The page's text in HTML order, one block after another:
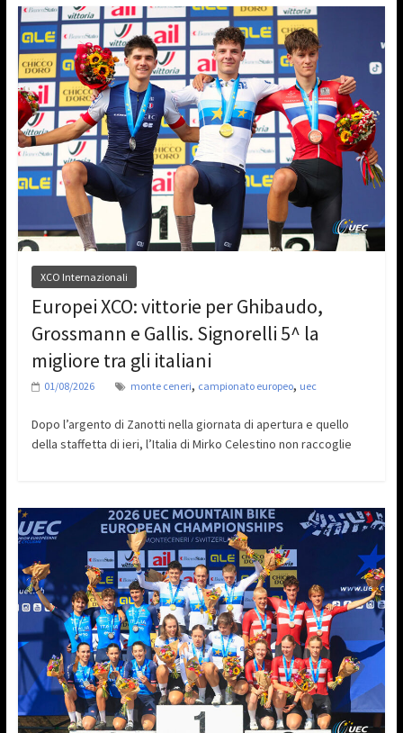
XCO Internazionali
Europei XCO: vittorie per Ghibaudo,
Grossmann e Gallis. Signorelli 5^ la
migliore tra gli italiani
01/08/2026 monte ceneri, campionato europeo, uec
Dopo l’argento di Zanotti nella giornata di apertura e quello
della staffetta di ieri, l’Italia di Mirko Celestino non raccoglie